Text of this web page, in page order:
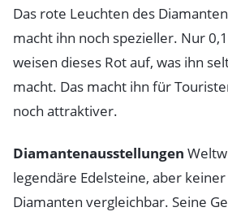
Das rote Leuchten des
macht ihn noch spezieller. Nur
weisen dieses Rot auf, was ihn
macht. Das macht ihn für
noch attraktiver.
Diamantenausstellungen
legendäre Edelsteine, aber
Diamanten vergleichbar. Seine